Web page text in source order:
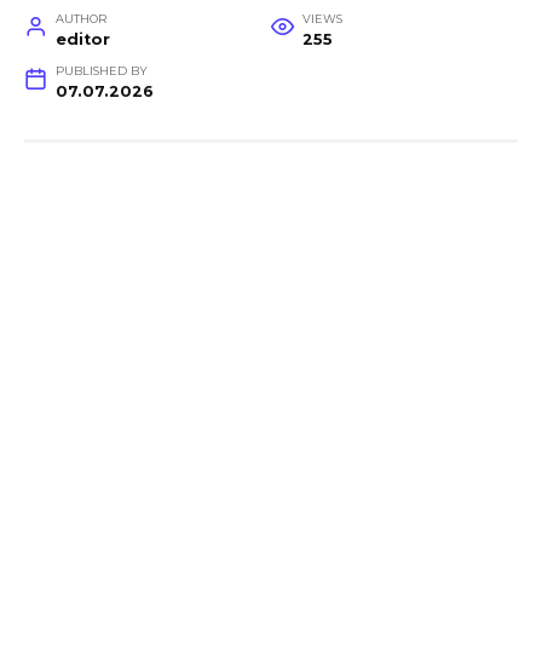
AUTHOR
editor
VIEWS
255
PUBLISHED BY
07.07.2026